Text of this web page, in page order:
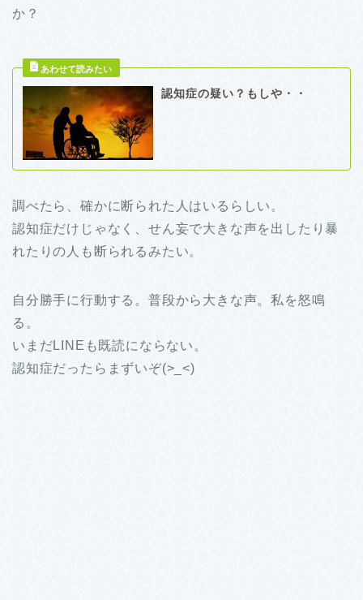
か？
認知症の疑い？もしや・・
調べたら、確かに断られた人はいるらしい。
認知症だけじゃなく、せん妄で大きな声を出したり暴
れたりの人も断られるみたい。
自分勝手に行動する。普段から大きな声。私を怒鳴
る。
いまだLINEも既読にならない。
認知症だったらまずいぞ(>_<)